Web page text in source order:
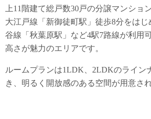
上11階建て総戸数30戸の分譲マンショ
大江戸線「新御徒町駅」徒歩8分をは
谷線「秋葉原駅」など4駅7路線が利用
高さが魅力のエリアです。
ルームプランは1LDK、2LDKのライン
き、明るく開放感のある空間が用意さ